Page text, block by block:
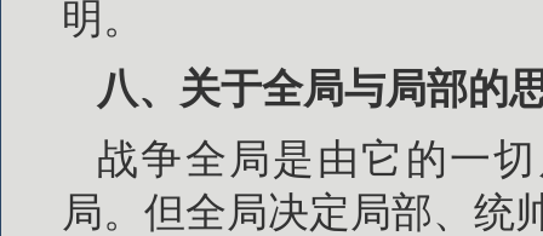
明。
八、关于全局与局部的
战争全局是由它的一
局。但全局决定局部、统